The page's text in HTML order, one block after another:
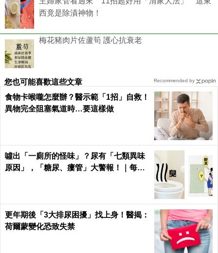
西竟是除漬神物！
梅花豬肉片佐蘆筍 護心抗衰老
您也可能喜歡這些文章
食物卡喉嚨怎麼辦？醫示範「1招」自救！
異物完全阻塞氣道時…要這樣做
噓出「一廁所的怪味」？尿有「七類異味
原因」，「糖尿、瘻管」大警報！｜每日
更年期後「3大排尿困擾」找上身！醫揭：
荷爾蒙變化恐致失禁
Recommended by